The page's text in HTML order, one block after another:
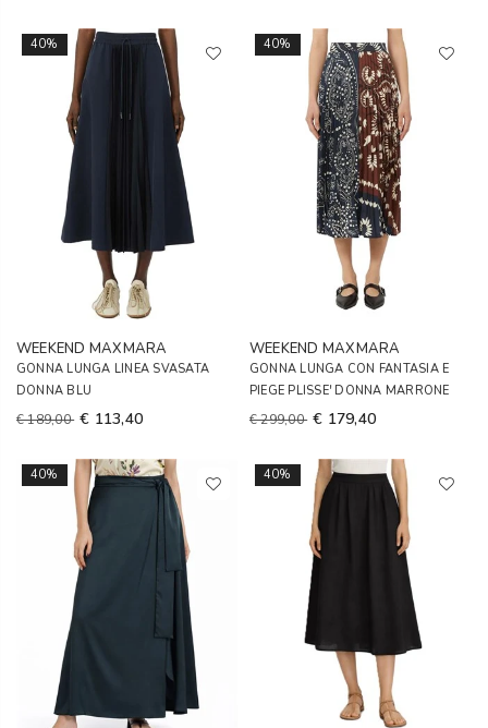
40%
WEEKEND MAXMARA
GONNA LUNGA LINEA SVASATA
DONNA BLU
€ 189,00 € 113,40
40%
WEEKEND MAXMARA
GONNA LUNGA CON FANTASIA E
PIEGE PLISSE' DONNA MARRONE
€ 299,00 € 179,40
40% 40%